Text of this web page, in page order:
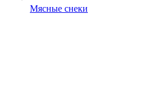
Мясные снеки